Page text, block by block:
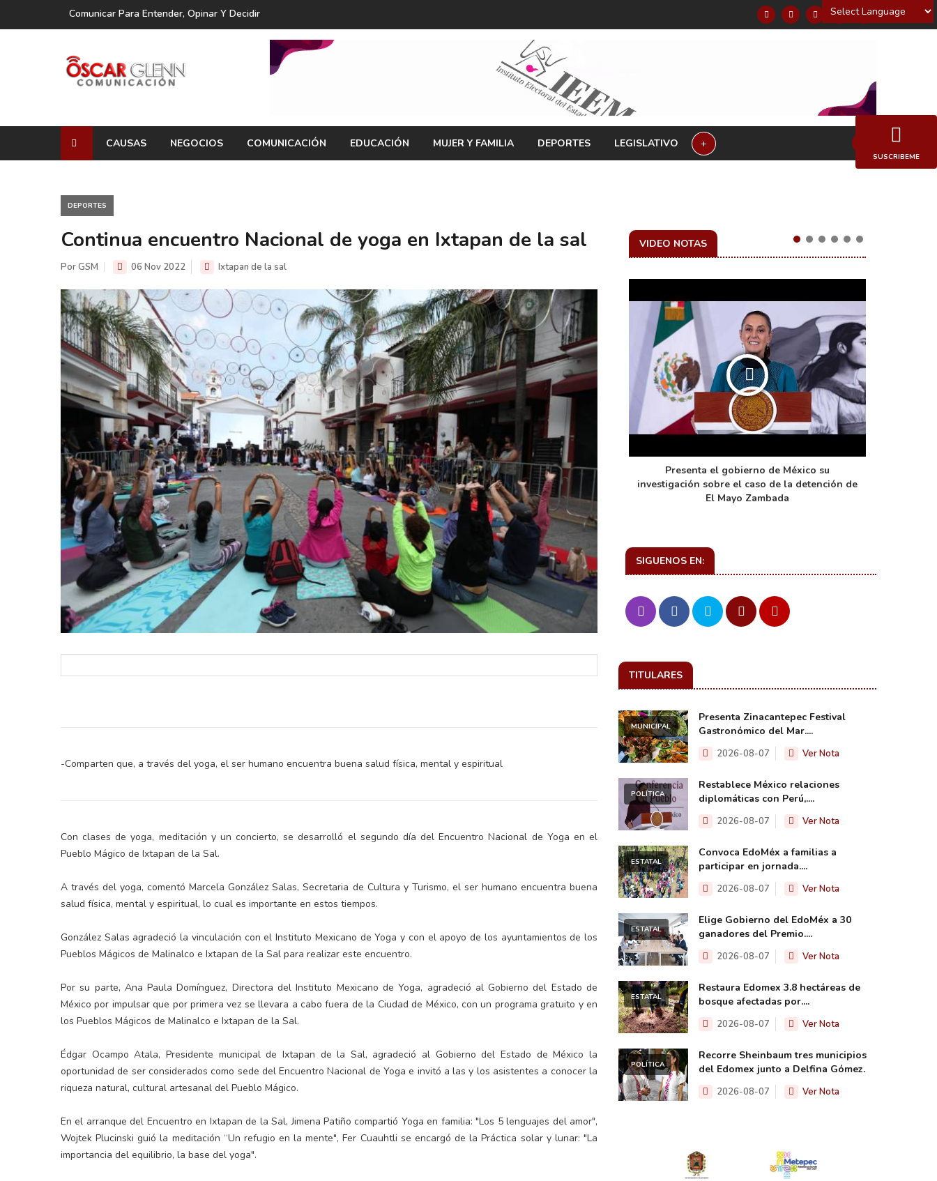
Powered by
Comunicar Para Entender, Opinar Y Decidir
CAUSAS NEGOCIOS COMUNICACIÓN EDUCACIÓN MUJER Y FAMILIA DEPORTES LEGISLATIVO +
DEPORTES
Continua encuentro Nacional de yoga en Ixtapan de la sal
Por GSM 06 Nov 2022 Ixtapan de la sal
-Comparten que, a través del yoga, el ser humano encuentra buena salud física, mental y espiritual
Con clases de yoga, meditación y un concierto, se desarrolló el segundo día del Encuentro Nacional de Yoga en el
Pueblo Mágico de Ixtapan de la Sal.
A través del yoga, comentó Marcela González Salas, Secretaria de Cultura y Turismo, el ser humano encuentra buena
salud física, mental y espiritual, lo cual es importante en estos tiempos.
González Salas agradeció la vinculación con el Instituto Mexicano de Yoga y con el apoyo de los ayuntamientos de los
Pueblos Mágicos de Malinalco e Ixtapan de la Sal para realizar este encuentro.
Por su parte, Ana Paula Domínguez, Directora del Instituto Mexicano de Yoga, agradeció al Gobierno del Estado de
México por impulsar que por primera vez se llevara a cabo fuera de la Ciudad de México, con un programa gratuito y en
los Pueblos Mágicos de Malinalco e Ixtapan de la Sal.
Édgar Ocampo Atala, Presidente municipal de Ixtapan de la Sal, agradeció al Gobierno del Estado de México la
oportunidad de ser considerados como sede del Encuentro Nacional de Yoga e invitó a las y los asistentes a conocer la
riqueza natural, cultural artesanal del Pueblo Mágico.
En el arranque del Encuentro en Ixtapan de la Sal, Jimena Patiño compartió Yoga en familia: "Los 5 lenguajes del amor",
Wojtek Plucinski guió la meditación “Un refugio en la mente", Fer Cuauhtli se encargó de la Práctica solar y lunar: "La
importancia del equilibrio, la base del yoga".
VIDEO NOTAS
en el ejercicio de sus
electorales
Y salió la propuesta de Reforma Electoral de
la Presidenta Sheinbaum
Informa el gobierno federal cómo fue el
operativo de captura de "El Mencho" y sus
reacciones en Jalisco
Presenta el gobierno de México su
investigación sobre el caso de la detención de
El Mayo Zambada
SIGUENOS EN:
TITULARES
MUNICIPAL
Presenta Zinacantepec Festival
Gastronómico del Mar....
2026-08-07 Ver Nota
POLÍTICA
Restablece México relaciones
diplomáticas con Perú,....
2026-08-07 Ver Nota
ESTATAL
Convoca EdoMéx a familias a
participar en jornada....
2026-08-07 Ver Nota
ESTATAL
Elige Gobierno del EdoMéx a 30
ganadores del Premio....
2026-08-07 Ver Nota
ESTATAL
Restaura Edomex 3.8 hectáreas de
bosque afectadas por....
2026-08-07 Ver Nota
POLÍTICA
Recorre Sheinbaum tres municipios
del Edomex junto a Delfina Gómez.
2026-08-07 Ver Nota
SUSCRIBEME